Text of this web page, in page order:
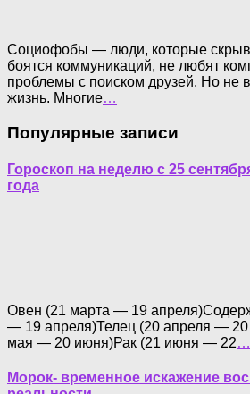
Социофобы — люди, которые
боятся коммуникаций, не любят
проблемы с поиском друзей. Но не
жизнь. Многие…
Популярные записи
Гороскоп на неделю с 25
года
Овен (21 марта — 19
— 19 апреля)Телец (20 апреля —
мая — 20 июня)Рак (21 июня — 22…
Морок- временное искажение